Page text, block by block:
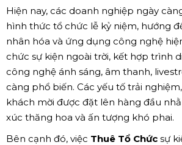
Hiện nay, các doanh nghiệp ngày
hình thức tổ chức lễ kỷ niệm, hướng
nhân hóa và ứng dụng công nghệ
chức sự kiện ngoài trời, kết hợp trình
công nghệ ánh sáng, âm thanh,
càng phổ biến. Các yếu tố trải
khách mời được đặt lên hàng đầu
xúc thăng hoa và ấn tượng khó phai.
Bên cạnh đó, việc Thuê Tổ Chức sự